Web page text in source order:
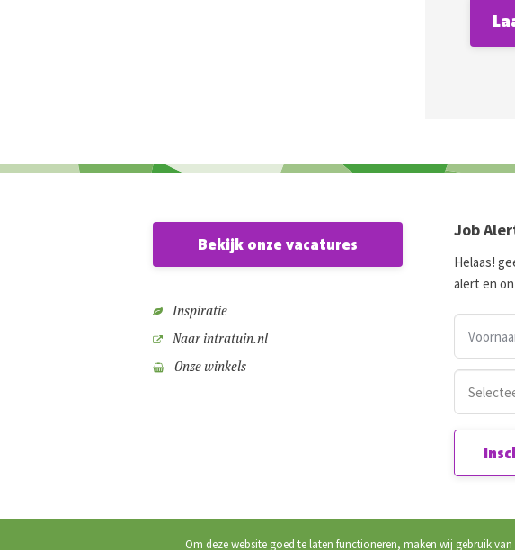
Om deze website goed te laten functioneren, maken wij gebruik
Bekijk onze vacatures
Inspiratie
Naar intratuin.nl
Onze winkels
Job
Helaas!
alert en